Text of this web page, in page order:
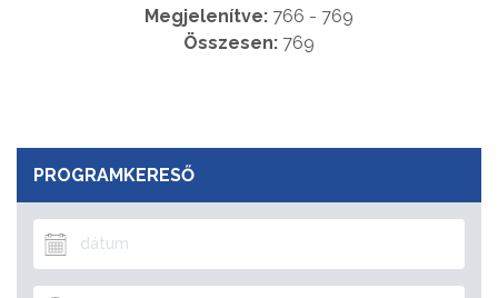
Megjelenítve: 766 - 769
Összesen: 769
PROGRAMKERESŐ